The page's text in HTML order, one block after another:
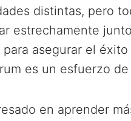
distintas, pero
estrechamente
asegurar el éxito
es un esfuerzo
en aprender